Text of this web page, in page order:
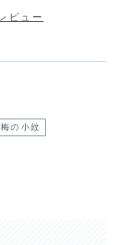
梅の小紋